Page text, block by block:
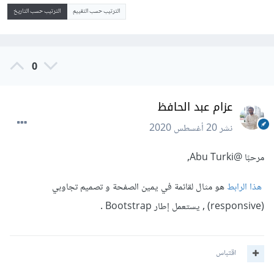
الترتيب حسب التقييم الترتيب حسب التاريخ
0
عزام عبد الحافظ
نشر20 أغسطس 2020
مرحبًا@Abu Turki
,
هذا الرابطهو مثال لقائمة في يمين الصفحة و تصميم تجاوبي
اقتباس